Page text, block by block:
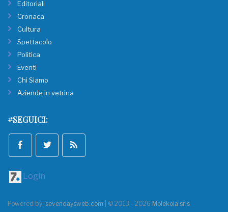
Editoriali
Cronaca
Cultura
Spettacolo
Politica
Eventi
Chi Siamo
Aziende in vetrina
#SEGUICI:
Login
Powered by: sevendaysweb.com | © 2013 - 2026 Molekola srls